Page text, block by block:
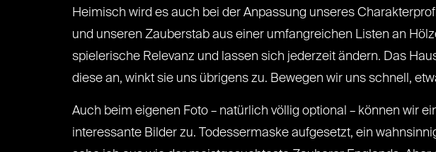
Heimisch wird es auch bei der Anpassung unseres
und unseren Zauberstab aus einer umfangreichen Listen an
spielerische Relevanz und lassen sich jederzeit ändern. Das
diese an, winkt sie uns übrigens zu. Bewegen wir uns schnell,
Auch beim eigenen Foto – natürlich völlig optional – können wir
interessante Bilder zu. Todessermaske aufgesetzt, ein